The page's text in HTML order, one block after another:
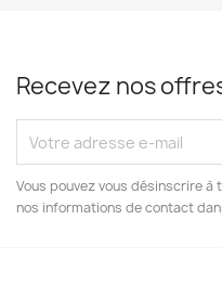
Recevez nos
Vous pouvez vous désinscrire à
nos informations de contact